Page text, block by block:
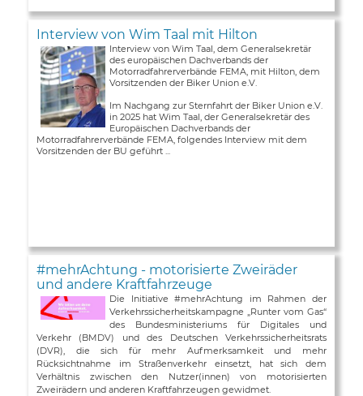
Interview von Wim Taal mit Hilton
Interview von Wim Taal, dem Generalsekretär
des europäischen Dachverbands der
Motorradfahrerverbände FEMA, mit Hilton, dem
Vorsitzenden der Biker Union e.V.
Im Nachgang zur Sternfahrt der Biker Union e.V.
in 2025 hat Wim Taal, der Generalsekretär des
Europäischen Dachverbands der
Motorradfahrerverbände FEMA, folgendes Interview mit dem
Vorsitzenden der BU geführt ...
#mehrAchtung - motorisierte Zweiräder
und andere Kraftfahrzeuge
Die Initiative #mehrAchtung im Rahmen der
Verkehrssicherheitskampagne „Runter vom Gas“
des Bundesministeriums für Digitales und
Verkehr (BMDV) und des Deutschen Verkehrssicherheitsrats
(DVR), die sich für mehr Aufmerksamkeit und mehr
Rücksichtnahme im Straßenverkehr einsetzt, hat sich dem
Verhältnis zwischen den Nutzer(innen) von motorisierten
Zweirädern und anderen Kraftfahrzeugen gewidmet.